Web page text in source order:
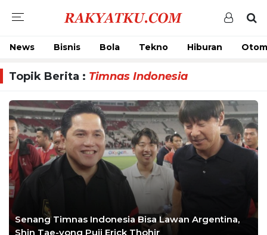
News Bisnis Bola Tekno Hiburan
Topik Berita : Timnas Indonesia
Senang Timnas Indonesia Bisa Lawan Argentina,
Shin Tae-yong Puji Erick Thohir